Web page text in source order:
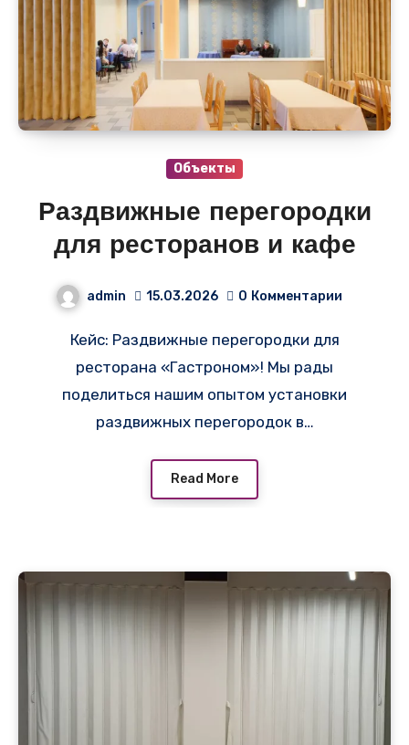
Объекты
Раздвижные перегородки
для ресторанов и кафе
admin 15.03.2026 0 Комментарии
Кейс: Раздвижные перегородки для
ресторана «Гастроном»! Мы рады
поделиться нашим опытом установки
раздвижных перегородок в…
Read More